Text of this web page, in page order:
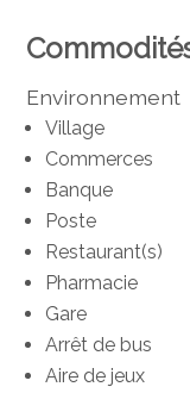
Environnement
Village
Commerces
Banque
Poste
Restaurant(s)
Pharmacie
Gare
Arrêt de bus
Aire de jeux